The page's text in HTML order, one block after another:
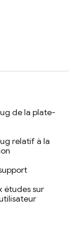
de la plate-
relatif à la
études sur